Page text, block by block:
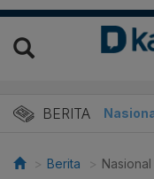
BERITA
Berita Nasional